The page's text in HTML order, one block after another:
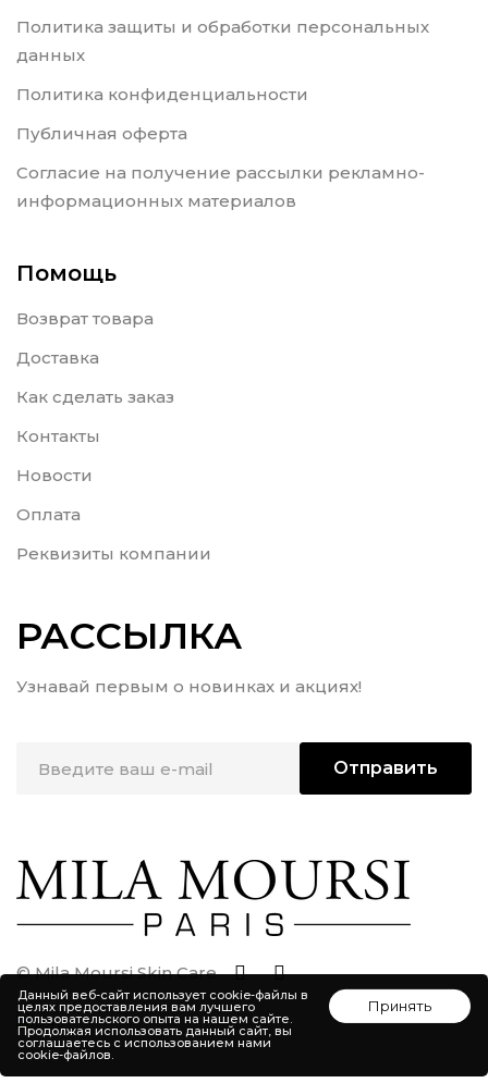
Политика защиты и обработки персональных
данных
Политика конфиденциальности
Публичная оферта
Согласие на получение рассылки рекламно-
информационных материалов
Помощь
Возврат товара
Доставка
Как сделать заказ
Контакты
Новости
Оплата
Реквизиты компании
РАССЫЛКА
Узнавай первым о новинках и акциях!
Отправить
© Mila Moursi Skin Care
Данный веб-сайт использует cookie-файлы в
целях предоставления вам лучшего
пользовательского опыта на нашем сайте.
Продолжая использовать данный сайт, вы
соглашаетесь с использованием нами
cookie-файлов.
Принять